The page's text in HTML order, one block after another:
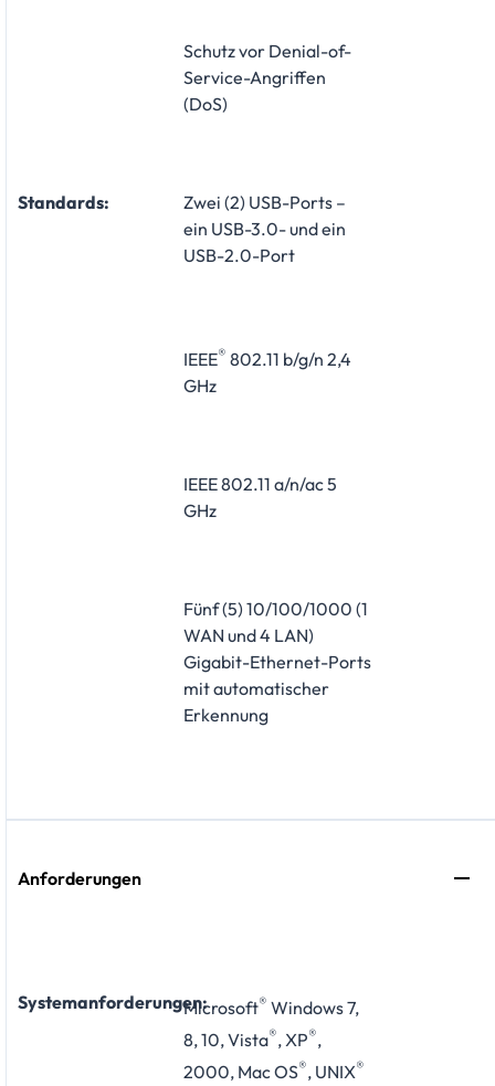
Schutz vor Denial-of-
Service-Angriffen
(DoS)
Standards:
Zwei (2) USB-Ports –
ein USB-3.0- und ein
USB-2.0-Port
IEEE® 802.11 b/g/n 2,4
GHz
IEEE 802.11 a/n/ac 5
GHz
Fünf (5) 10/100/1000 (1
WAN und 4 LAN)
Gigabit-Ethernet-Ports
mit automatischer
Erkennung
Anforderungen
Systemanforderungen:Microsoft® Windows 7,
8, 10, Vista®, XP®,
2000, Mac OS®, UNIX®